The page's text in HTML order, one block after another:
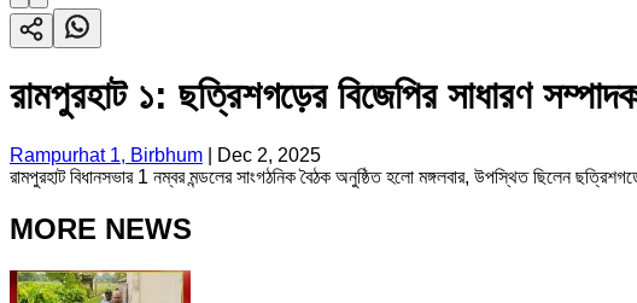
রামপুরহাট ১: ছত্রিশগড়ের বিজেপির সাধারণ
Rampurhat 1, Birbhum
Dec 2, 2025
রামপুরহাট বিধানসভার 1 নম্বর মন্ডলের সাংগঠনিক বৈঠক অনুষ্ঠিত হলো মঙ্গলবার, উপস্থিত ছিলেন
MORE NEWS